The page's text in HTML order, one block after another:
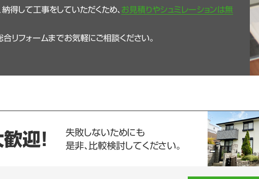
得して工事をしていただくため、 お見積りやシュミレーションは無
リフォームまでお気軽にご相談ください。
迎！
失敗しないためにも
是非、比較検討してください。